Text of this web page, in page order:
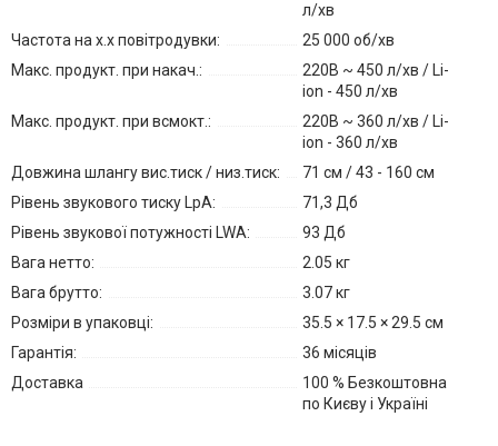
л/хв
Частота на х.х повітродувки:
25 000 об/хв
Макс. продукт. при накач.:
220В ~ 450 л/хв / Li-
ion - 450 л/хв
Макс. продукт. при всмокт.:
220В ~ 360 л/хв / Li-
ion - 360 л/хв
Довжина шлангу вис.тиск / низ.тиск:
71 см / 43 - 160 см
Рівень звукового тиску LpA:
71,3 Дб
Рівень звукової потужності LWA:
93 Дб
Вага нетто:
2.05 кг
Вага брутто:
3.07 кг
Розміри в упаковці:
35.5 × 17.5 × 29.5 см
Гарантія:
36 місяців
Доставка
100 % Безкоштовна
по Києву і Україні